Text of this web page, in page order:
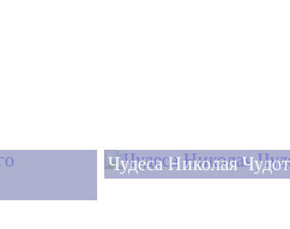
Чудеса Николая